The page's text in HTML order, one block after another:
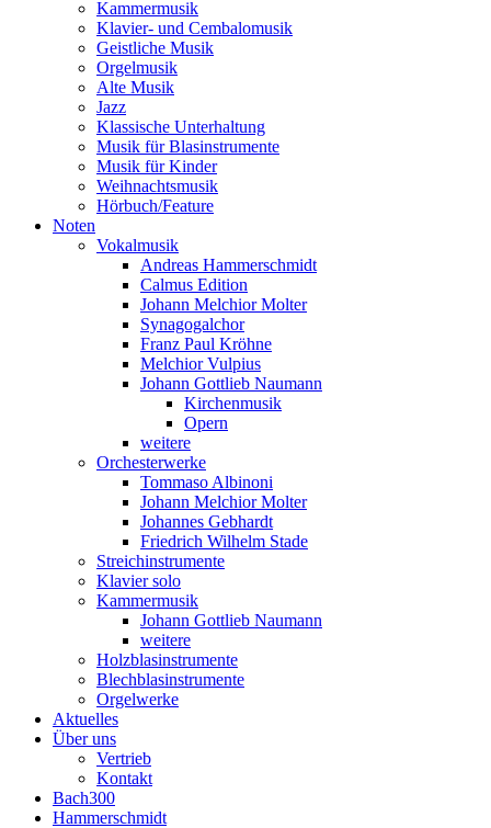
Kammermusik
Klavier- und Cembalomusik
Geistliche Musik
Orgelmusik
Alte Musik
Jazz
Klassische Unterhaltung
Musik für Blasinstrumente
Musik für Kinder
Weihnachtsmusik
Hörbuch/Feature
Noten
Vokalmusik
Andreas Hammerschmidt
Calmus Edition
Johann Melchior Molter
Synagogalchor
Franz Paul Kröhne
Melchior Vulpius
Johann Gottlieb Naumann
Kirchenmusik
Opern
weitere
Orchesterwerke
Tommaso Albinoni
Johann Melchior Molter
Johannes Gebhardt
Friedrich Wilhelm Stade
Streichinstrumente
Klavier solo
Kammermusik
Johann Gottlieb Naumann
weitere
Holzblasinstrumente
Blechblasinstrumente
Orgelwerke
Aktuelles
Über uns
Vertrieb
Kontakt
Bach300
Hammerschmidt